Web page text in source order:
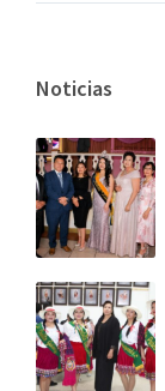
Noticias